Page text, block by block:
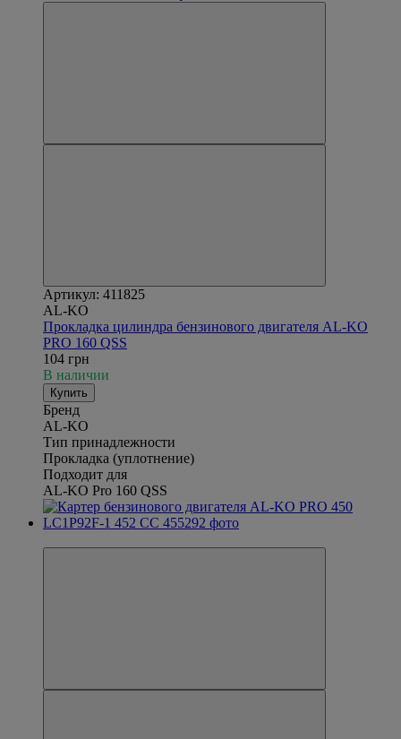
Артикул: 411825
AL-KO
Прокладка цилиндра бензинового двигателя AL-KO
PRO 160 QSS
104 грн
В наличии
Купить
Бренд
AL-KO
Тип принадлежности
Прокладка (уплотнение)
Подходит для
AL-KO Pro 160 QSS